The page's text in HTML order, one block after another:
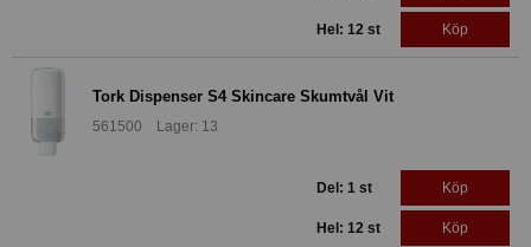
Hel: 12 st Köp
Tork Dispenser S4 Skincare Skumtvål Vit
561500 Lager: 13
Del: 1 st Köp
Hel: 12 st Köp